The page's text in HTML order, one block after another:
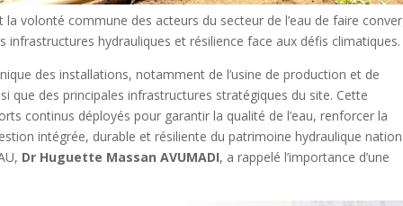
volonté commune des acteurs du secteur de l’eau de faire
hydrauliques et résilience face aux défis climatiques.
des installations, notamment de l’usine de production et de
que des principales infrastructures stratégiques du site. Cette
continus déployés pour garantir la qualité de l’eau, renforcer la
intégrée, durable et résiliente du patrimoine hydraulique
Dr Huguette Massan AVUMADI, a rappelé l’importance d’une